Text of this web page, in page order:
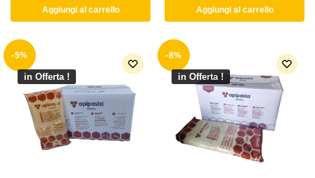
Aggiungi al carrello Aggiungi al carrello
-5%
in Offerta !
-8%
in Offerta !